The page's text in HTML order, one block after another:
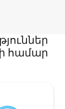
համար